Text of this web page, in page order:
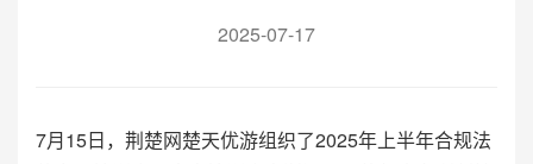
2025-07-17
7月15日，荆楚网楚天优游组织了2025年上半年合规法